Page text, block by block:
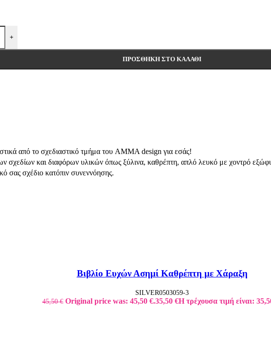
+
ΠΡΟΣΘΉΚΗ ΣΤΟ ΚΑΛΆΘΙ
από το σχεδιαστικό τμήμα του AMMA design για εσάς!
σχεδίων και διαφόρων υλικών όπως ξύλινα, καθρέπτη, απλό λευκό με χοντρό
σας σχέδιο κατόπιν συνεννόησης.
Βιβλίο Ευχών Ασημί Καθρέπτη με Χάραξη
SILVER0503059-3
45,50€ Original price was: 45,50 €.35,50 €Η τρέχουσα τιμή είναι: